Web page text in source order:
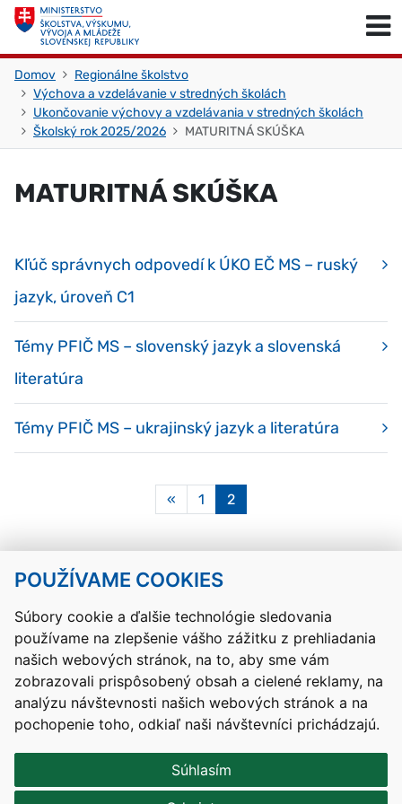
POUŽÍVAME COOKIES
Súbory cookie a ďalšie technológie sledovania
používame na zlepšenie vášho zážitku z prehliadania
našich webových stránok, na to, aby sme vám
zobrazovali prispôsobený obsah a cielené reklamy, na
analýzu návštevnosti našich webových stránok a na
pochopenie toho, odkiaľ naši návštevníci prichádzajú.
Súhlasím
Skočiť na obsah
Domov
Regionálne školstvo
Výchova a vzdelávanie v stredných školách
Ukončovanie výchovy a vzdelávania v stredných školách
Školský rok 2025/2026
MATURITNÁ SKÚŠKA
MATURITNÁ SKÚŠKA
Kľúč správnych odpovedí k ÚKO EČ MS – ruský
jazyk, úroveň C1
Témy PFIČ MS – slovenský jazyk a slovenská
literatúra
Témy PFIČ MS – ukrajinský jazyk a literatúra
« 1 2Aktuálna
stránka
Skočiť na začiatok stránky
Kontakty Mapa stránky RSS
Vyhlásenie o prístupnosti
Nastavenia cookies
Prevádzkovateľom služby je Ministerstvo školstva, výskumu,
vývoja a mládeže Slovenskej republiky.